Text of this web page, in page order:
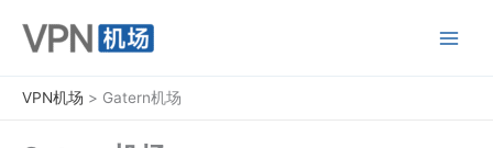
VPN机场 > Gatern机场